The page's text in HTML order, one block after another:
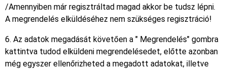
/Amennyiben már regisztráltad magad akkor be tudsz lépni.
A megrendelés elküldéséhez nem szükséges regisztráció!
6. Az adatok megadását követően a " Megrendelés" gombra
kattintva tudod elküldeni megrendelésedet, előtte azonban
még egyszer ellenőrizheted a megadott adatokat, illetve